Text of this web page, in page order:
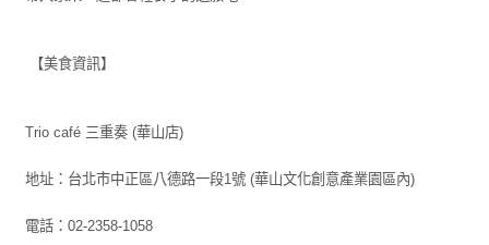
【美食資訊】
Trio café 三重奏 (華山店)
地址：台北市中正區八德路一段1號 (華山文化創意產業園區內)
電話：02-2358-1058